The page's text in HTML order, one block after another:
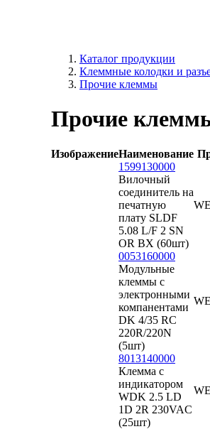
Каталог продукции
Клеммные колодки и
Прочие клеммы
Прочие
ИзображениеНаименование
1599130000
Вилочный
соединитель на
печатную
плату SLDF
5.08 L/F 2 SN
OR BX (60шт)
0053160000
Модульные
клеммы с
электронными
компанентами
DK 4/35 RC
220R/220N
(5шт)
8013140000
Клемма с
индикатором
WDK 2.5 LD
1D 2R 230VAC
(25шт)